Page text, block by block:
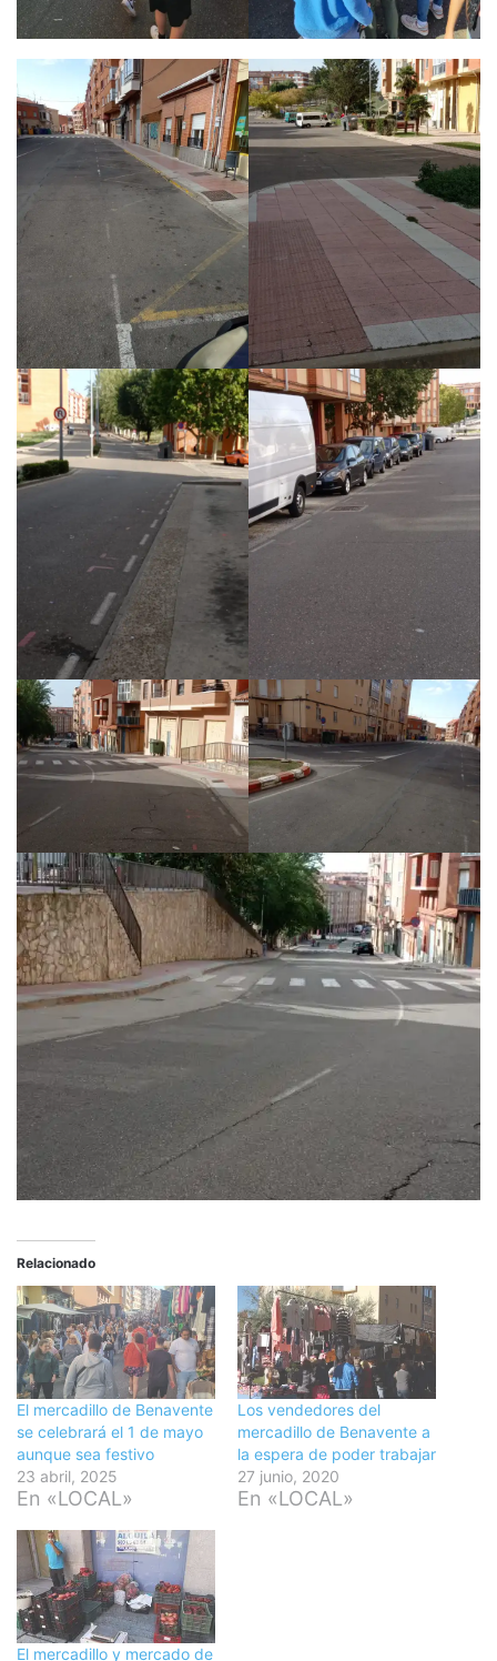
Relacionado
El mercadillo de Benavente
se celebrará el 1 de mayo
aunque sea festivo
23 abril, 2025
En «LOCAL»
Los vendedores del
mercadillo de Benavente a
la espera de poder trabajar
27 junio, 2020
En «LOCAL»
El mercadillo y mercado de